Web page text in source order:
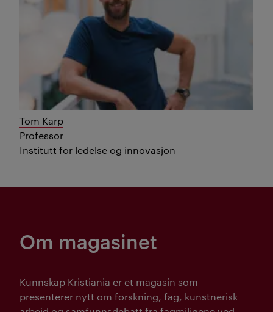
Tom Karp
Professor
Institutt for ledelse og innovasjon
Om magasinet
Kunnskap Kristiania er et magasin som
presenterer nytt om forskning, fag, kunstnerisk